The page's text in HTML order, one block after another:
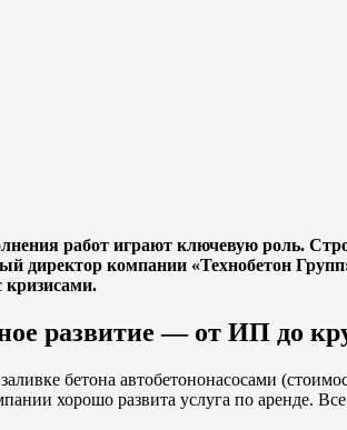
работ играют ключевую роль.
директор компании «Технобетон
кризисами.
развитие — от ИП до
бетона автобетононасосами
хорошо развита услуга по аренде.